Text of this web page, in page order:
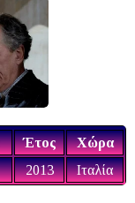
Έτος
Χώρα
2013 Ιταλία